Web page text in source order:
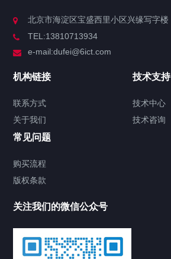
北京市海淀区宝盛西里小区兴缘写字楼
TEL:13810713934
e-mail:dufei@6ict.com
机构链接
联系方式
关于我们
技术支持
技术中心
技术咨询
常见问题
购买流程
版权条款
关注我们的微信公众号